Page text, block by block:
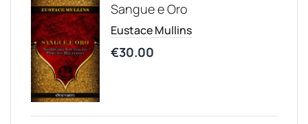
Sangue e Oro
Eustace Mullins
€30.00